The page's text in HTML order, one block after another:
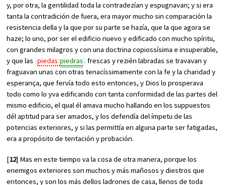
y, por otra, la gentilidad toda la contradezían y espugnavan; y si era
tanta la contradición de fuera, era mayor mucho sin comparación la
resistencia della y la que por su parte se hazía, que la que agora se
haze; lo uno, por ser el edificio nuevo y edificado con mucho spíritu,
con grandes milagros y con una doctrina copiossísima e insuperable,
y que las piedas piedras frescas y rezién labradas se travavan y
fraguavan unas con otras tenacíssimamente con la fe y la charidad y
esperança, que fervía todo esto entonces, y Dios lo prosperava
todo como lo yva edificando con tanta conformidad de las partes del
mismo edificio, el qual él amava mucho hallando en los suppuestos
dél aptitud para ser amados, y los defendía del ímpetu de las
potencias exteriores, y si las permittía en alguna parte ser fatigadas,
era a propósito de tentación y probación.
[12] Mas en este tiempo va la cosa de otra manera, porque los
enemigos exteriores son muchos y más mañosos y diestros que
entonces, y son los más dellos ladrones de casa, llenos de toda